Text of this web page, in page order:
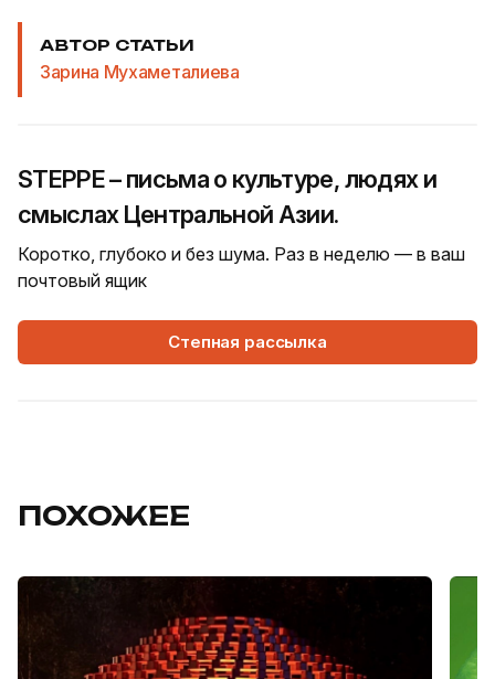
АВТОР СТАТЬИ
Зарина Мухаметалиева
STEPPE – письма о культуре, людях и
смыслах Центральной Азии.
Коротко, глубоко и без шума. Раз в неделю — в ваш
почтовый ящик
Степная рассылка
ПОХОЖЕЕ